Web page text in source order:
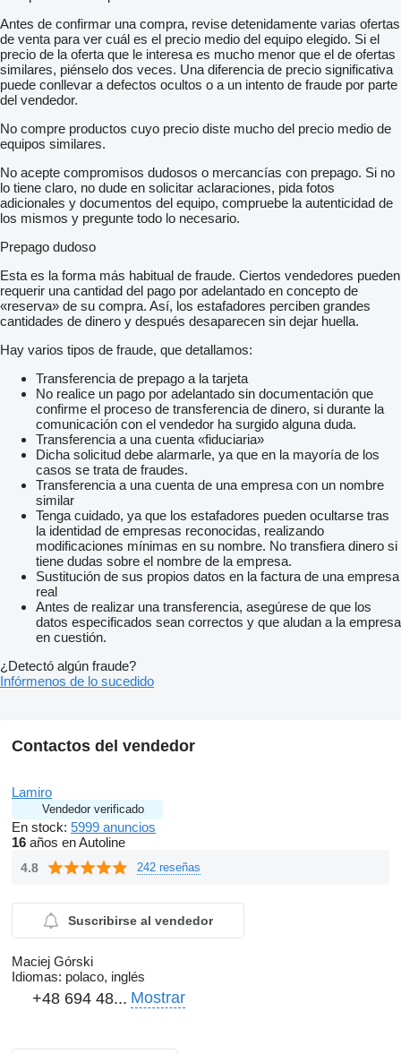
Antes de confirmar una compra, revise detenidamente varias ofertas
de venta para ver cuál es el precio medio del equipo elegido. Si el
precio de la oferta que le interesa es mucho menor que el de ofertas
similares, piénselo dos veces. Una diferencia de precio significativa
puede conllevar a defectos ocultos o a un intento de fraude por parte
del vendedor.
No compre productos cuyo precio diste mucho del precio medio de
equipos similares.
No acepte compromisos dudosos o mercancías con prepago. Si no
lo tiene claro, no dude en solicitar aclaraciones, pida fotos
adicionales y documentos del equipo, compruebe la autenticidad de
los mismos y pregunte todo lo necesario.
Prepago dudoso
Esta es la forma más habitual de fraude. Ciertos vendedores pueden
requerir una cantidad del pago por adelantado en concepto de
«reserva» de su compra. Así, los estafadores perciben grandes
cantidades de dinero y después desaparecen sin dejar huella.
Hay varios tipos de fraude, que detallamos:
Transferencia de prepago a la tarjeta
No realice un pago por adelantado sin documentación que
confirme el proceso de transferencia de dinero, si durante la
comunicación con el vendedor ha surgido alguna duda.
Transferencia a una cuenta «fiduciaria»
Dicha solicitud debe alarmarle, ya que en la mayoría de los
casos se trata de fraudes.
Transferencia a una cuenta de una empresa con un nombre
similar
Tenga cuidado, ya que los estafadores pueden ocultarse tras
la identidad de empresas reconocidas, realizando
modificaciones mínimas en su nombre. No transfiera dinero si
tiene dudas sobre el nombre de la empresa.
Sustitución de sus propios datos en la factura de una empresa
real
Antes de realizar una transferencia, asegúrese de que los
datos especificados sean correctos y que aludan a la empresa
en cuestión.
¿Detectó algún fraude?
Infórmenos de lo sucedido
Contactos del vendedor
Lamiro
Vendedor verificado
En stock: 5999 anuncios
16 años en Autoline
4.8 242 reseñas
Suscribirse al vendedor
Maciej Górski
Idiomas: polaco, inglés
+48 694 48... Mostrar